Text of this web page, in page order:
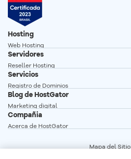
Hosting
Web Hosting
Hosting Wordpress
Creador de Sitios
Servidores
Reseller Hosting
Servidor VPS
Servidor VPS n8n autoalojado
Servidor Dedicado Linux
Servidor Dedicado Windows
Servicios
Registro de Dominios
Transferencia de Dominios
Correo profesional
Blog de HostGator
Marketing digital
Desarrollo Web
Compañia
Acerca de HostGator
Mapa del Sitio